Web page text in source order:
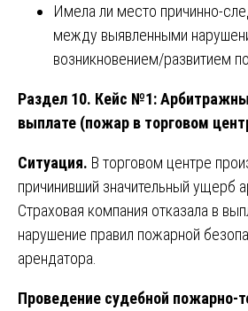
Имела ли место причинно-
между выявленными
возникновением/развитием
Раздел 10. Кейс №1:
выплате (пожар в торговом
Ситуация. В торговом центре
причинивший значительный ущерб
Страховая компания отказала в
нарушение правил пожарной
арендатора.
Проведение судебной пожарно-